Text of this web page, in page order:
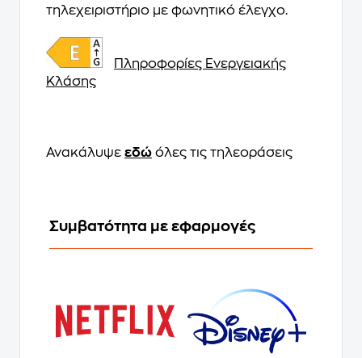
τηλεχειριστήριο με φωνητικό έλεγχο.
Πληροφορίες Ενεργειακής
Κλάσης
Ανακάλυψε εδώ όλες τις τηλεοράσεις
Συμβατότητα με εφαρμογές